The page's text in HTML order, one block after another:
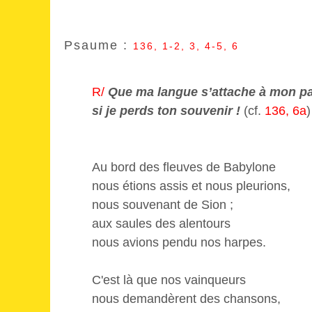
Psaume : 136, 1-2, 3, 4-5, 6
R/ Que ma langue s’attache à mon
si je perds ton souvenir ! (cf. 136, 6a)
Au bord des fleuves de Babylone
nous étions assis et nous pleurions,
nous souvenant de Sion ;
aux saules des alentours
nous avions pendu nos harpes.
C'est là que nos vainqueurs
nous demandèrent des chansons,